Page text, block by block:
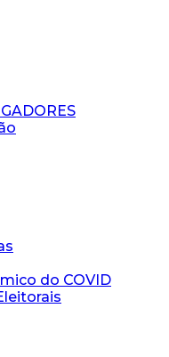
do COVID